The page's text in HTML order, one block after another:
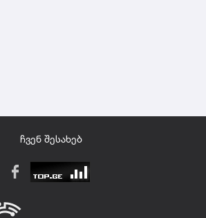
ჩვენ შესახებ